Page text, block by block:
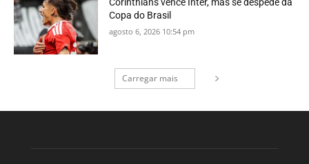
Copa do Brasil
agosto 6, 2026 10:54 pm
Carregar mais